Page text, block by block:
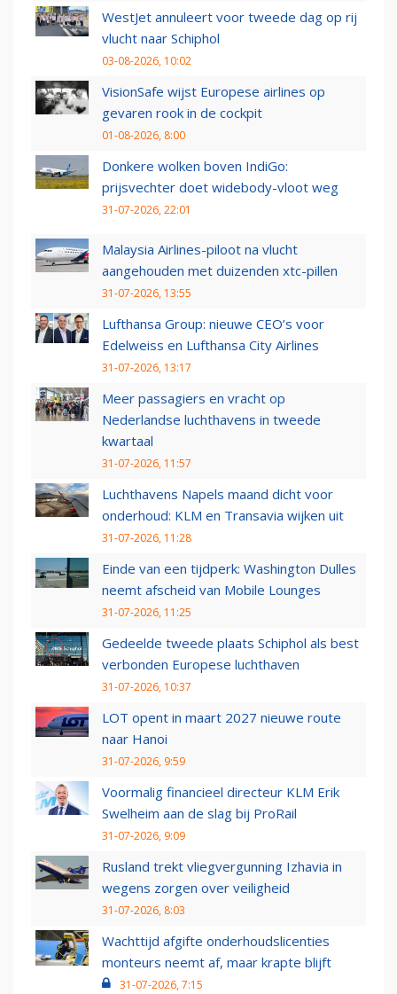
WestJet annuleert voor tweede dag op rij
vlucht naar Schiphol
03-08-2026, 10:02
VisionSafe wijst Europese airlines op
gevaren rook in de cockpit
01-08-2026, 8:00
Donkere wolken boven IndiGo:
prijsvechter doet widebody-vloot weg
31-07-2026, 22:01
Malaysia Airlines-piloot na vlucht
aangehouden met duizenden xtc-pillen
31-07-2026, 13:55
Lufthansa Group: nieuwe CEO’s voor
Edelweiss en Lufthansa City Airlines
31-07-2026, 13:17
Meer passagiers en vracht op
Nederlandse luchthavens in tweede
kwartaal
31-07-2026, 11:57
Luchthavens Napels maand dicht voor
onderhoud: KLM en Transavia wijken uit
31-07-2026, 11:28
Einde van een tijdperk: Washington Dulles
neemt afscheid van Mobile Lounges
31-07-2026, 11:25
Gedeelde tweede plaats Schiphol als best
verbonden Europese luchthaven
31-07-2026, 10:37
LOT opent in maart 2027 nieuwe route
naar Hanoi
31-07-2026, 9:59
Voormalig financieel directeur KLM Erik
Swelheim aan de slag bij ProRail
31-07-2026, 9:09
Rusland trekt vliegvergunning Izhavia in
wegens zorgen over veiligheid
31-07-2026, 8:03
Wachttijd afgifte onderhoudslicenties
monteurs neemt af, maar krapte blijft
31-07-2026, 7:15